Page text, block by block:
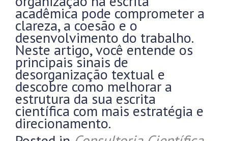
acadêmica pode comprometer a
clareza, a coesão e o
desenvolvimento do trabalho.
Neste artigo, você entende os
principais sinais de
desorganização textual e
descobre como melhorar a
estrutura da sua escrita
científica com mais estratégia e
direcionamento.